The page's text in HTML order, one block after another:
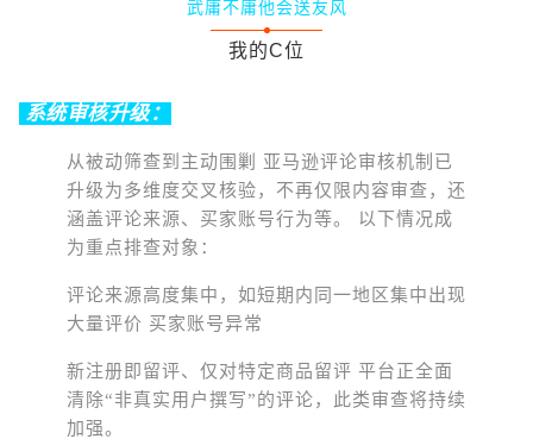
武庸不庸他会送友风
我的C位
系统审核升级：
从被动筛查到主动围剿 亚马逊评论审核机制已
升级为多维度交叉核验，不再仅限内容审查，还
涵盖评论来源、买家账号行为等。 以下情况成
为重点排查对象：
评论来源高度集中，如短期内同一地区集中出现
大量评价 买家账号异常
新注册即留评、仅对特定商品留评 平台正全面
清除“非真实用户撰写”的评论，此类审查将持续
加强。